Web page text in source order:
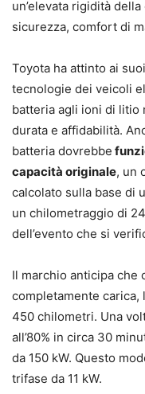
un’elevata rigidità
sicurezza, comfort di
Toyota ha attinto ai
tecnologie dei veicoli
batteria agli ioni di litio
durata e affidabilità.
batteria dovrebbe
capacità originale, un
calcolato sulla base di
un chilometraggio di
dell’evento che si
Il marchio anticipa che
completamente carica,
450 chilometri. Una
all’80% in circa 30
da 150 kW. Questo
trifase da 11 kW.